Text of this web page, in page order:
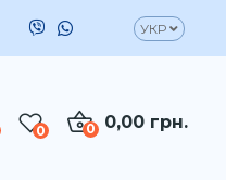
УКР
0 0,00 грн.
0